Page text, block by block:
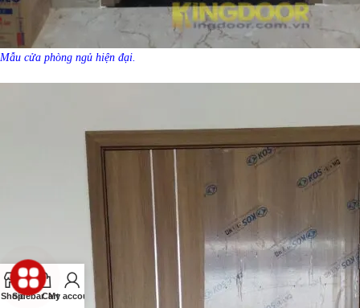
Mẫu cửa phòng ngủ hiện đại.
ShopSidebarCart
My account